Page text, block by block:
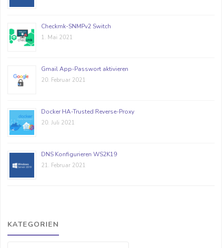
Checkmk-SNMPv2 Switch
1. Mai 2021
Gmail App-Passwort aktivieren
20. Februar 2021
Docker HA-Trusted Reverse-Proxy
20. Juli 2021
DNS Konfigurieren WS2K19
21. Februar 2021
KATEGORIEN